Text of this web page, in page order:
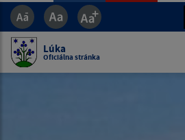
Lúka
Oficiálna stránka